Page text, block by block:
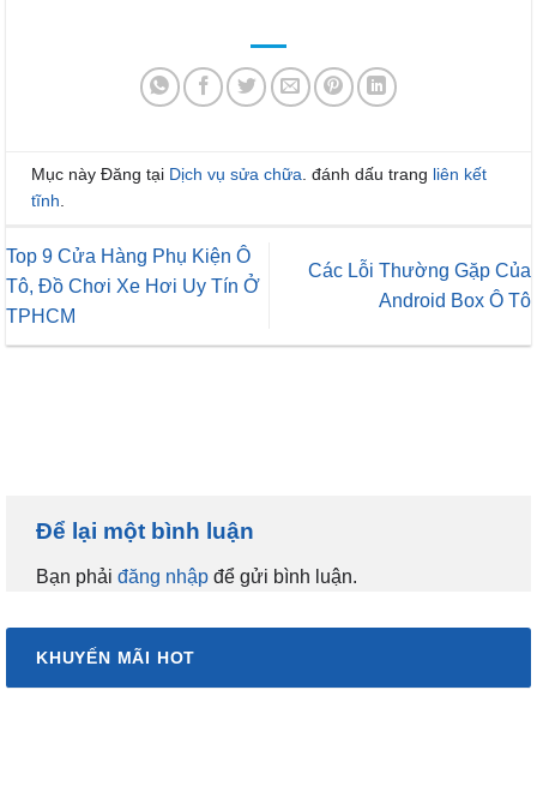
Mục này Đăng tại Dịch vụ sửa chữa . đánh dấu trang liên kết
tĩnh
Top 9 Cửa Hàng Phụ Kiện Ô
Tô, Đồ Chơi Xe Hơi Uy Tín Ở
TPHCM
Các Lỗi Thường Gặp Của
Android Box Ô Tô
Để lại một bình luận
Bạn phải đăng nhập để gửi bình luận.
KHUYẾN MÃI HOT